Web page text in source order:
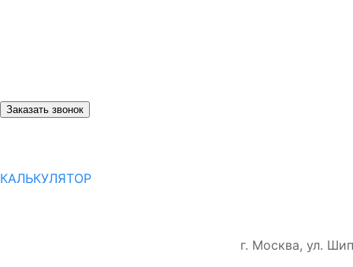
Заказать звонок
КАЛЬКУЛЯТОР
г. Москва, ул.